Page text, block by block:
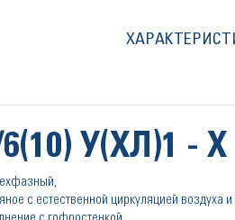
У(ХЛ)1 - Х
с естественной циркуляцией воздуха